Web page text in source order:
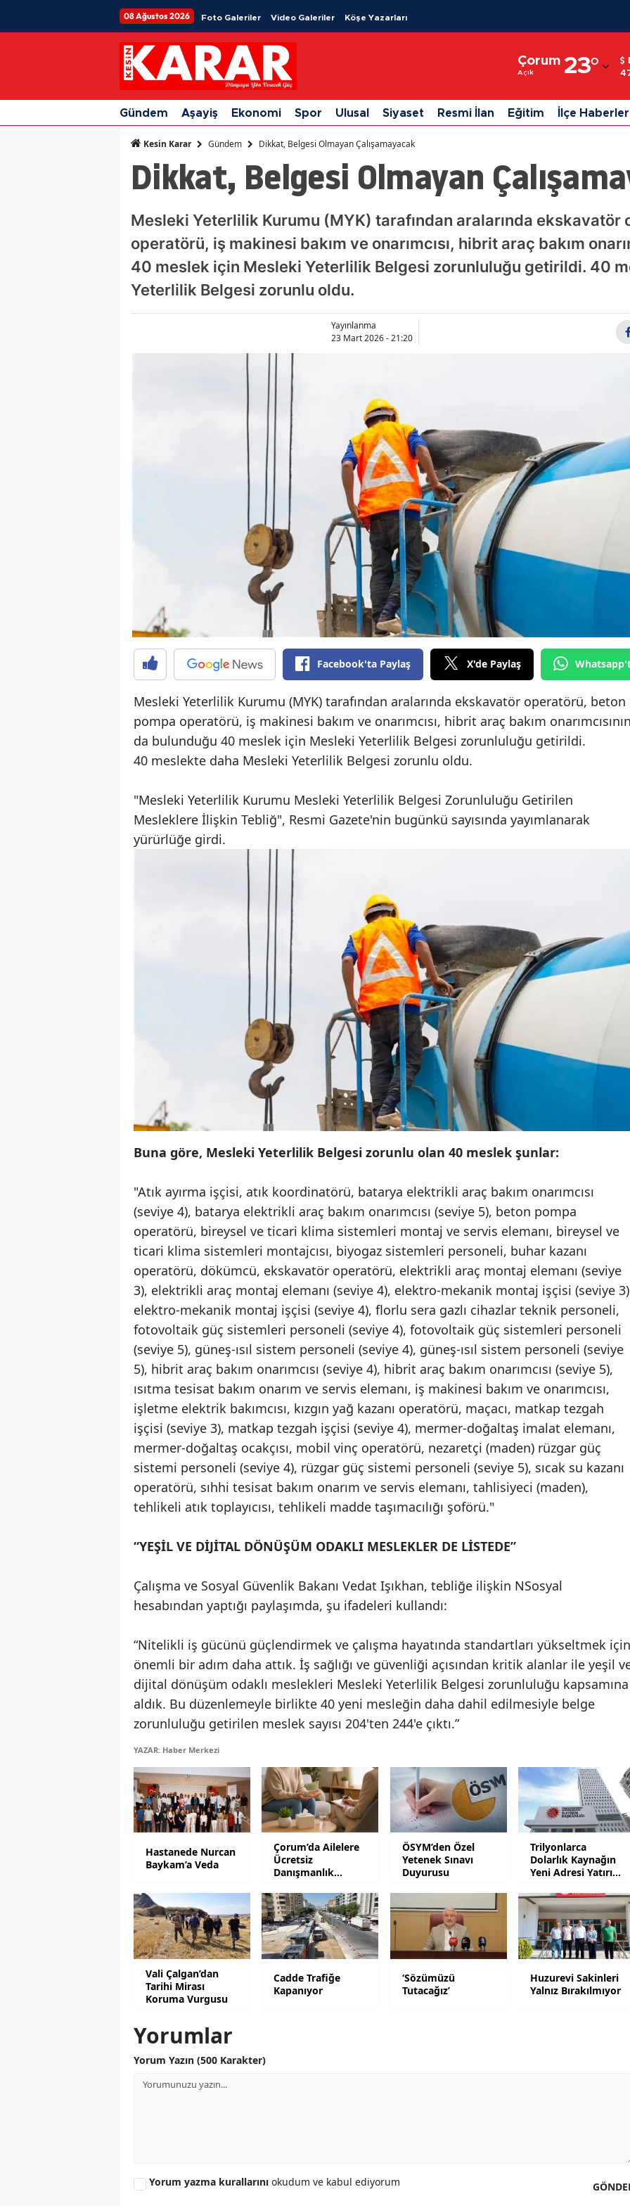
08 Ağustos 2026 Foto Galeriler Video Galeriler Köşe Yazarları
Çorum
Açık 23°
Adıyaman
Afyonkarahisar
Ağrı
Ankara
Antalya
Artvin
Aydın
Burdur
Bursa
Çorum
Edirne
Elazığ
Erzincan
Erzurum
Gaziantep
Giresun
Isparta
Mersin
Kars
Kocaeli
Konya
Kütahya
Malatya
Manisa
Kahramanmaraş
Mardin
Muğla
Muş
Nevşehir
Niğde
Sinop
Sivas
Tekirdağ
Trabzon
Tunceli
Şanlıurfa
Uşak
Yozgat
Zonguldak
Aksaray
Gündem Aşayiş Ekonomi Spor Ulusal Siyaset Resmi İlan Eğitim İlçe
Kesin Karar Gündem Dikkat, Belgesi Olmayan Çalışamayacak
Dikkat, Belgesi Olmayan
Mesleki Yeterlilik Kurumu (MYK) tarafından aralarında
operatörü, iş makinesi bakım ve onarımcısı, hibrit araç bakım
40 meslek için Mesleki Yeterlilik Belgesi zorunluluğu getirildi. 40
Yeterlilik Belgesi zorunlu oldu.
Yayınlanma
23 Mart 2026 - 21:20
Facebook'ta Paylaş X'de Paylaş
Mesleki Yeterlilik Kurumu (MYK) tarafından aralarında ekskavatör operatörü, beton
pompa operatörü, iş makinesi bakım ve onarımcısı, hibrit araç bakım
da bulunduğu 40 meslek için Mesleki Yeterlilik Belgesi zorunluluğu getirildi.
40 meslekte daha Mesleki Yeterlilik Belgesi zorunlu oldu.
"Mesleki Yeterlilik Kurumu Mesleki Yeterlilik Belgesi Zorunluluğu Getirilen
Mesleklere İlişkin Tebliğ", Resmi Gazete'nin bugünkü sayısında yayımlanarak
yürürlüğe girdi.
Buna göre, Mesleki Yeterlilik Belgesi zorunlu olan 40 meslek şunlar:
"Atık ayırma işçisi, atık koordinatörü, batarya elektrikli araç bakım onarımcısı
(seviye 4), batarya elektrikli araç bakım onarımcısı (seviye 5), beton pompa
operatörü, bireysel ve ticari klima sistemleri montaj ve servis elemanı, bireysel ve
ticari klima sistemleri montajcısı, biyogaz sistemleri personeli, buhar kazanı
operatörü, dökümcü, ekskavatör operatörü, elektrikli araç montaj elemanı (seviye
3), elektrikli araç montaj elemanı (seviye 4), elektro-mekanik montaj işçisi (seviye
elektro-mekanik montaj işçisi (seviye 4), florlu sera gazlı cihazlar teknik personeli,
fotovoltaik güç sistemleri personeli (seviye 4), fotovoltaik güç sistemleri personeli
(seviye 5), güneş-ısıl sistem personeli (seviye 4), güneş-ısıl sistem personeli (seviye
5), hibrit araç bakım onarımcısı (seviye 4), hibrit araç bakım onarımcısı (seviye 5),
ısıtma tesisat bakım onarım ve servis elemanı, iş makinesi bakım ve onarımcısı,
işletme elektrik bakımcısı, kızgın yağ kazanı operatörü, maçacı, matkap tezgah
işçisi (seviye 3), matkap tezgah işçisi (seviye 4), mermer-doğaltaş imalat elemanı,
mermer-doğaltaş ocakçısı, mobil vinç operatörü, nezaretçi (maden) rüzgar güç
sistemi personeli (seviye 4), rüzgar güç sistemi personeli (seviye 5), sıcak su kazanı
operatörü, sıhhi tesisat bakım onarım ve servis elemanı, tahlisiyeci (maden),
tehlikeli atık toplayıcısı, tehlikeli madde taşımacılığı şoförü."
“YEŞİL VE DİJİTAL DÖNÜŞÜM ODAKLI MESLEKLER DE LİSTEDE”
Çalışma ve Sosyal Güvenlik Bakanı Vedat Işıkhan, tebliğe ilişkin NSosyal
hesabından yaptığı paylaşımda, şu ifadeleri kullandı:
“Nitelikli iş gücünü güçlendirmek ve çalışma hayatında standartları yükseltmek için
önemli bir adım daha attık. İş sağlığı ve güvenliği açısından kritik alanlar ile yeşil
dijital dönüşüm odaklı meslekleri Mesleki Yeterlilik Belgesi zorunluluğu kapsamına
aldık. Bu düzenlemeyle birlikte 40 yeni mesleğin daha dahil edilmesiyle belge
zorunluluğu getirilen meslek sayısı 204'ten 244'e çıktı.”
YAZAR: Haber Merkezi
Hastanede Nurcan
Baykam’a Veda
Çorum’da Ailelere
Ücretsiz
Danışmanlık
ÖSYM’den Özel
Yetenek Sınavı
Duyurusu
Trilyonlarca
Dolarlık Kaynağın
Yeni Adresi Yatırım
Vali Çalgan’dan
Tarihi Mirası
Koruma Vurgusu
Cadde Trafiğe
Kapanıyor
‘Sözümüzü
Tutacağız’
Huzurevi Sakinleri
Yalnız Bırakılmıyor
Yorumlar
Yorum Yazın (500 Karakter)
Yorum yazma kurallarını okudum ve kabul ediyorum